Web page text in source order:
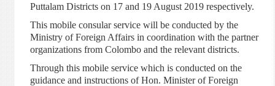
Puttalam Districts on 17 and 19 August 2019 respectively.
This mobile consular service will be conducted by the
Ministry of Foreign Affairs in coordination with the partner
organizations from Colombo and the relevant districts.
Through this mobile service which is conducted on the
guidance and instructions of Hon. Minister of Foreign